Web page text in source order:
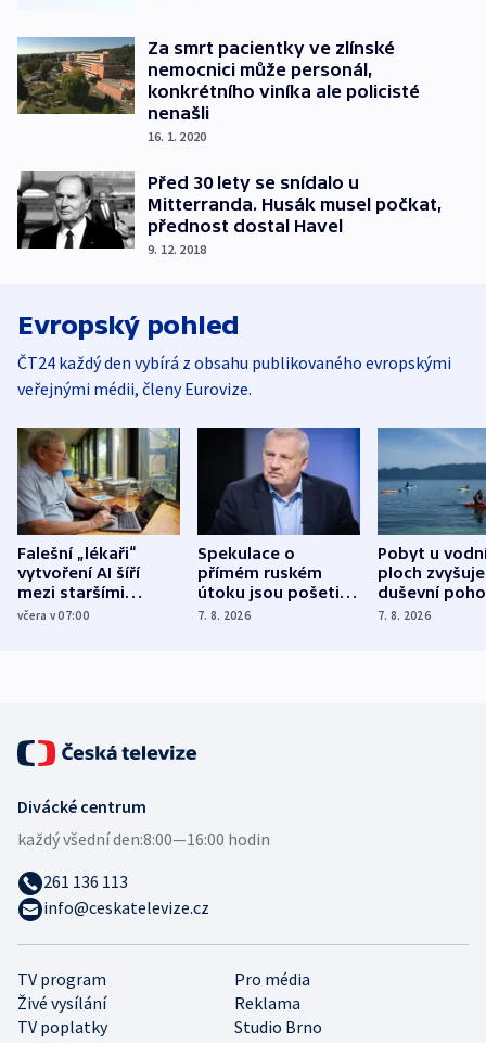
Za smrt pacientky ve zlínské
nemocnici může personál,
konkrétního viníka ale policisté
nenašli
16. 1. 2020
Před 30 lety se snídalo u
Mitterranda. Husák musel počkat,
přednost dostal Havel
9. 12. 2018
Evropský pohled
ČT24 každý den vybírá z obsahu publikovaného evropskými
veřejnými médii, členy Eurovize.
Falešní „lékaři“
vytvoření AI šíří
mezi staršími
Poláky nebezpečné
včera v 07:00
Spekulace o
přímém ruském
útoku jsou pošetilé,
míní estonský
7. 8. 2026
Pobyt u
ploch zvyšuje
duševní
ukázala
7. 8. 2026
TV program
Pro média
Živé vysílání
Reklama
TV poplatky
Studio Brno
Divácké centrum
každý všední den:8:00—16:00 hodin
261 136 113
info@ceskatelevize.cz